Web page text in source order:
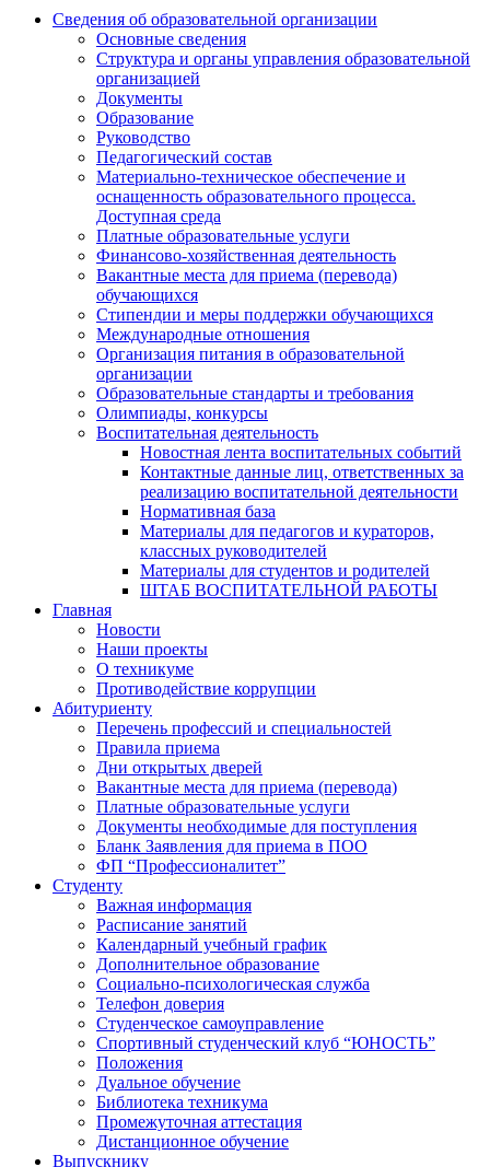
Сведения об образовательной организации
Основные сведения
Структура и органы управления образовательной
организацией
Документы
Образование
Руководство
Педагогический состав
Материально-техническое обеспечение и
оснащенность образовательного процесса.
Доступная среда
Платные образовательные услуги
Финансово-хозяйственная деятельность
Вакантные места для приема (перевода)
обучающихся
Стипендии и меры поддержки обучающихся
Международные отношения
Организация питания в образовательной
организации
Образовательные стандарты и требования
Олимпиады, конкурсы
Воспитательная деятельность
Новостная лента воспитательных событий
Контактные данные лиц, ответственных за
реализацию воспитательной деятельности
Нормативная база
Материалы для педагогов и кураторов,
классных руководителей
Материалы для студентов и родителей
ШТАБ ВОСПИТАТЕЛЬНОЙ РАБОТЫ
Главная
Новости
Наши проекты
О техникуме
Противодействие коррупции
Абитуриенту
Перечень профессий и специальностей
Правила приема
Дни открытых дверей
Вакантные места для приема (перевода)
Платные образовательные услуги
Документы необходимые для поступления
Бланк Заявления для приема в ПОО
ФП “Профессионалитет”
Студенту
Важная информация
Расписание занятий
Календарный учебный график
Дополнительное образование
Социально-психологическая служба
Телефон доверия
Студенческое самоуправление
Спортивный студенческий клуб “ЮНОСТЬ”
Положения
Дуальное обучение
Библиотека техникума
Промежуточная аттестация
Дистанционное обучение
Выпускнику